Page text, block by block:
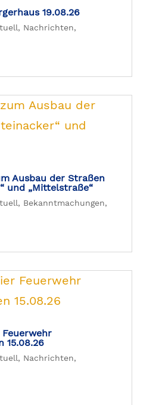
19.08.26
, Nachrichten,
Ausbau der Straßen
und „Mittelstraße“
, Bekanntmachungen,
15.08.26
, Nachrichten,